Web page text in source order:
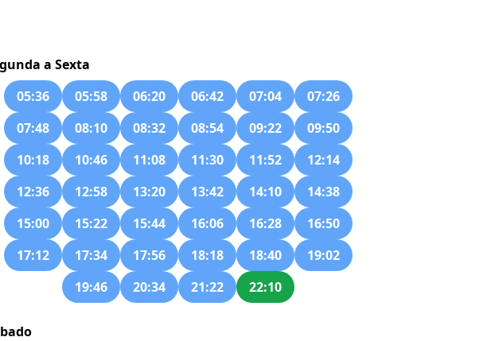
a Sexta
05:36
05:58 06:20 06:42 07:04
07:26
07:48
08:10 08:32 08:54 09:22
09:50
10:18
10:46 11:08 11:30 11:52
12:14
12:36
12:58 13:20 13:42 14:10
14:38
15:00
15:22 15:44 16:06 16:28
16:50
17:12
17:34 17:56 18:18 18:40
19:02
19:46
20:34 21:22 22:10